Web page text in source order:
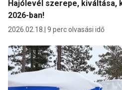
Hajólevél szerepe, kiváltása,
2026-ban!
2026.02.18. 9 perc olvasási idő